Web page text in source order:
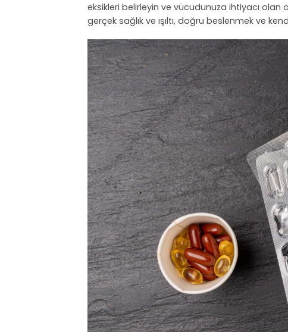
eksikleri belirleyin ve vücudunuza ihtiyacı
gerçek sağlık ve ışıltı, doğru beslenmek ve